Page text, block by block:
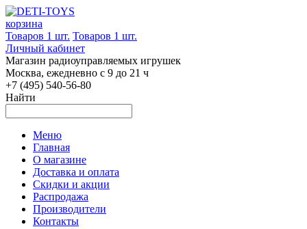
корзина
Товаров 1 шт. Товаров 1 шт.
Личный кабинет
Магазин радиоуправляемых игрушек
Москва, ежедневно с 9 до 21 ч
+7 (495) 540-56-80
Найти
Меню
Главная
О магазине
Доставка и оплата
Скидки и акции
Распродажа
Производители
Контакты